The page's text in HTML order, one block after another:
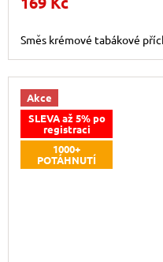
Směs krémové tabákové
Akce
SLEVA až 5% po
registraci
1000+
POTÁHNUTÍ